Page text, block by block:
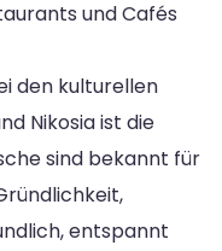
und Cafés
den kulturellen
Nikosia ist die
sind bekannt für
entspannt